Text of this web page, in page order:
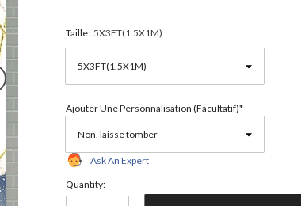
Taille: 5X3FT(1.5X1M)
Ajouter Une Personnalisation (facultatif)*
Ask An Expert
Quantity: